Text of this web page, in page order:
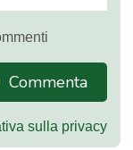
Commenta
sulla privacy